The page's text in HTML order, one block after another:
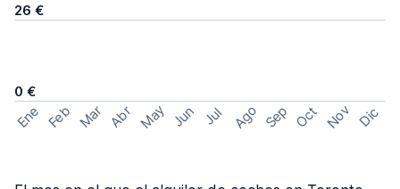
26 €
0 €
Ene Feb Mar Abr May Jun Jul Ago Sep Oct Nov Dic